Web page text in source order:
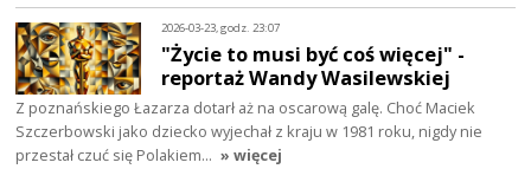
2026-03-23, godz. 23:07
"Życie to musi być coś więcej" -
reportaż Wandy Wasilewskiej
Z poznańskiego Łazarza dotarł aż na oscarową galę. Choć Maciek
Szczerbowski jako dziecko wyjechał z kraju w 1981 roku, nigdy nie
przestał czuć się Polakiem… » więcej